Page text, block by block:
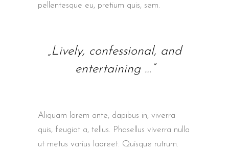
pellentesque eu, pretium quis, sem.
„Lively, confessional, and
entertaining …“
Aliquam lorem ante, dapibus in, viverra
quis, feugiat a, tellus. Phasellus viverra nulla
ut metus varius laoreet. Quisque rutrum.